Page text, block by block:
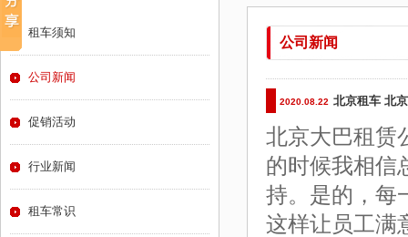
公司新闻
2020.08.22 北京租车 北
北京大巴租赁
的时候我相信
持。是的，每
这样让员工满
租车须知
公司新闻
促销活动
行业新闻
租车常识